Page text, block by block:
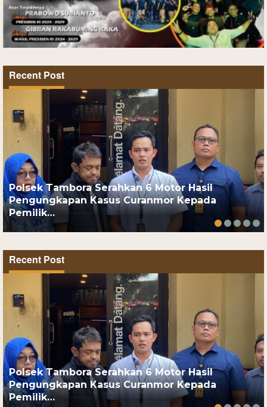
Recent Post
Polsek Tambora Serahkan 6 Motor Hasil
Pengungkapan Kasus Curanmor Kepada
Pemilik…
Recent Post
Polsek Tambora Serahkan 6 Motor Hasil
Pengungkapan Kasus Curanmor Kepada
Pemilik…